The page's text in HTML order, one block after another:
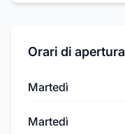
Orari di apertura
Martedì
Martedì